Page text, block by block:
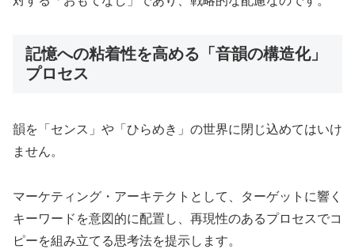
記憶への粘着性を高める「音韻の構造化」
プロセス
韻を「センス」や「ひらめき」の世界に閉じ込めてはいけ
ません。
マーケティング・アーキテクトとして、ターゲットに響く
キーワードを意図的に配置し、再現性のあるプロセスでコ
ピーを組み立てる思考法を提示します。